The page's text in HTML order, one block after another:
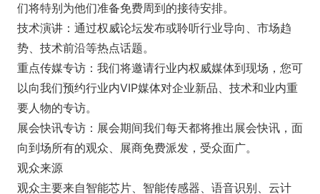
们将特别为他们准备免费周到的接待安排。
技术演讲：通过权威论坛发布或聆听行业导向、市场趋
势、技术前沿等热点话题。
重点传媒专访：我们将邀请行业内权威媒体到现场，您可
以向我们预约行业内VIP媒体对企业新品、技术和业内重
要人物的专访。
展会快讯专访：展会期间我们每天都将推出展会快讯，面
向到场所有的观众、展商免费派发，受众面广。
观众来源
观众主要来自智能芯片、智能传感器、语音识别、云计